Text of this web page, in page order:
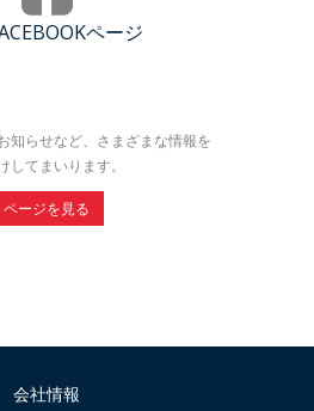
ページ
知らせなど、さまざまな情報を
してまいります。
ページを見る
会社情報